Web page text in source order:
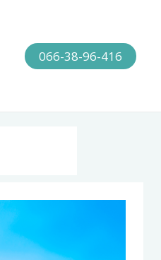
066-38-96-416